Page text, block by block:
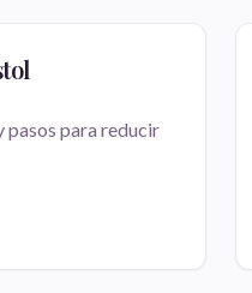
pasos para reducir